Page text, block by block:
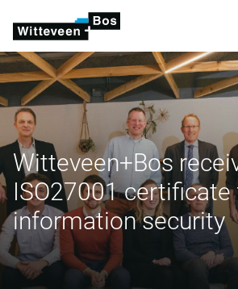
Witteveen+Bos
ISO27001 certificate
information security